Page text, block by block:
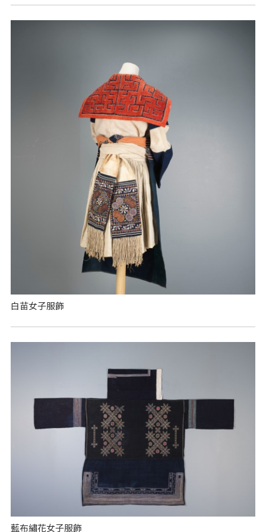
白苗女子服飾
藍布繡花女子服飾